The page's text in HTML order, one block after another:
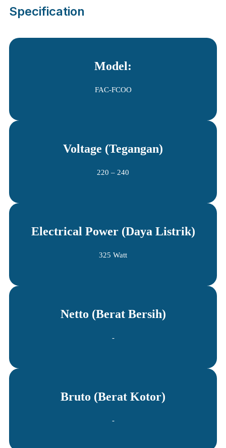
Specification
Model:
FAC-FCOO
Voltage (Tegangan)
220 – 240
Electrical Power (Daya Listrik)
325 Watt
Netto (Berat Bersih)
-
Bruto (Berat Kotor)
-